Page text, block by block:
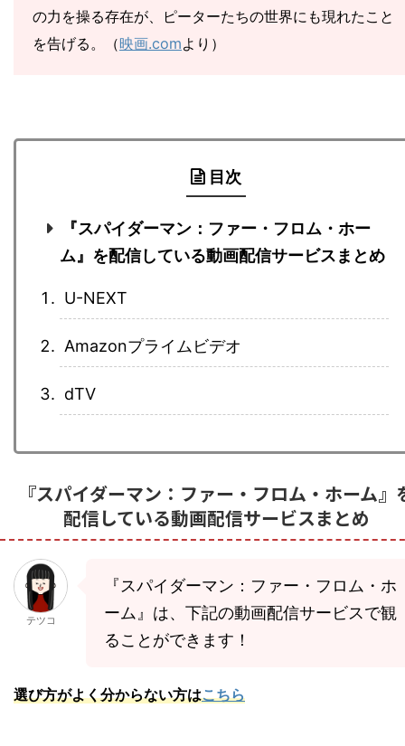
の力を操る存在が、ピーターたちの世界にも現れたこと
を告げる。（映画.comより）
目次
『スパイダーマン：ファー・フロム・ホー
ム』を配信している動画配信サービスまとめ
U-NEXT
Amazonプライムビデオ
dTV
『スパイダーマン：ファー・フロム・ホーム』
配信している動画配信サービスまとめ
テツコ
『スパイダーマン：ファー・フロム・ホ
ーム』は、下記の動画配信サービスで観
ることができます！
選び方がよく分からない方はこちら